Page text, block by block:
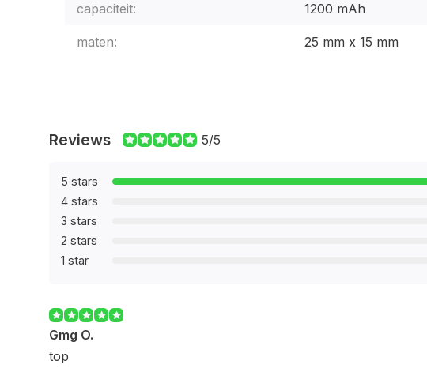
capaciteit: 1200 mAh
maten: 25 mm x 15 mm
Reviews 5/5
5 stars
4 stars
3 stars
2 stars
1 star
Gmg O.
top